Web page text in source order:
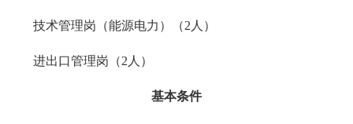
技术管理岗（能源电力）（2人）
进出口管理岗（2人）
基本条件